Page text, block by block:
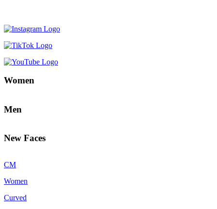
Women
Men
New Faces
CM
Women
Curved